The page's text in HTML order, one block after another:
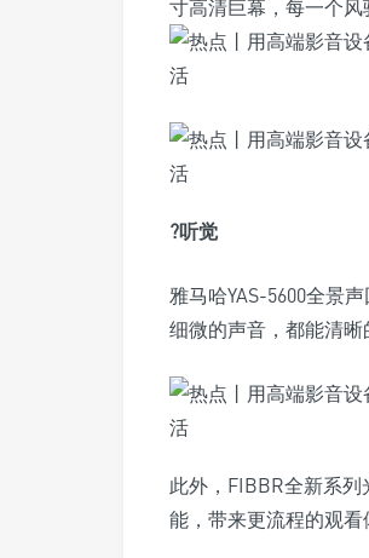
寸高清巨幕，每一个
?听觉
雅马哈YAS-5600全景
细微的声音，都能清晰
此外，FIBBR全新系
能，带来更流程的观看